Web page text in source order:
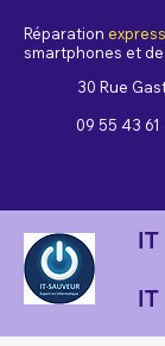
Réparation express
smartphones et
30 Rue
09 55 43 61
IT
IT